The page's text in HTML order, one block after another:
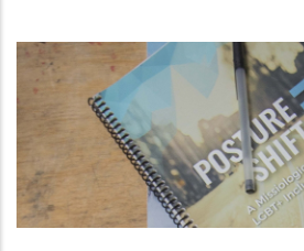
la
navegación